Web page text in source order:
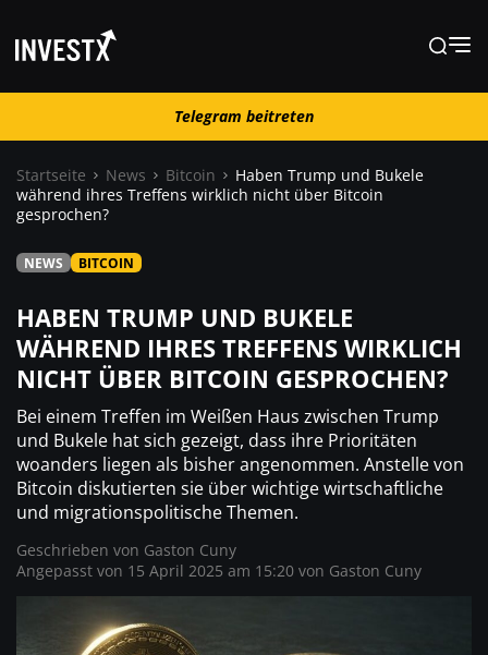
Telegram beitreten
News
Trading
Wo kaufen ?
Casino
Telegram beitreten
Startseite News Bitcoin
Haben Trump und Bukele
während ihres Treffens wirklich nicht über Bitcoin
gesprochen?
NEWS BITCOIN
HABEN TRUMP UND BUKELE
WÄHREND IHRES TREFFENS WIRKLICH
NICHT ÜBER BITCOIN GESPROCHEN?
Bei einem Treffen im Weißen Haus zwischen Trump
und Bukele hat sich gezeigt, dass ihre Prioritäten
woanders liegen als bisher angenommen. Anstelle von
Bitcoin diskutierten sie über wichtige wirtschaftliche
und migrationspolitische Themen.
Geschrieben von Gaston Cuny
Angepasst von 15 April 2025 am 15:20 von Gaston Cuny